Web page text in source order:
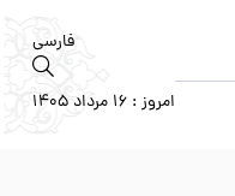
فارسی
امروز : 16 مرداد 1405